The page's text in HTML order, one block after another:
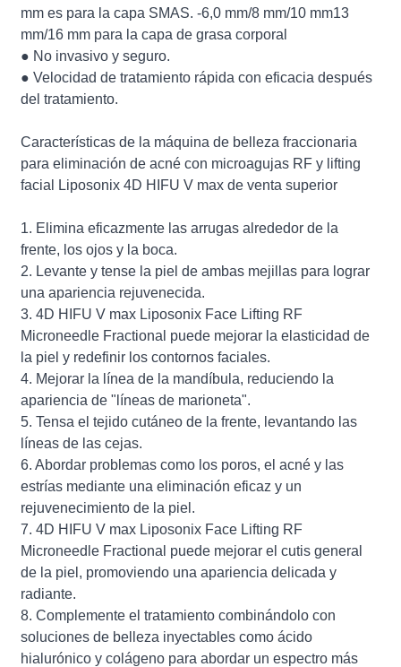
mm es para la capa SMAS. -6,0 mm/8 mm/10 mm13
mm/16 mm para la capa de grasa corporal
● No invasivo y seguro.
● Velocidad de tratamiento rápida con eficacia después
del tratamiento.
Características de la máquina de belleza fraccionaria
para eliminación de acné con microagujas RF y lifting
facial Liposonix 4D HIFU V max de venta superior
1. Elimina eficazmente las arrugas alrededor de la
frente, los ojos y la boca.
2. Levante y tense la piel de ambas mejillas para lograr
una apariencia rejuvenecida.
3. 4D HIFU V max Liposonix Face Lifting RF
Microneedle Fractional puede mejorar la elasticidad de
la piel y redefinir los contornos faciales.
4. Mejorar la línea de la mandíbula, reduciendo la
apariencia de "líneas de marioneta".
5. Tensa el tejido cutáneo de la frente, levantando las
líneas de las cejas.
6. Abordar problemas como los poros, el acné y las
estrías mediante una eliminación eficaz y un
rejuvenecimiento de la piel.
7. 4D HIFU V max Liposonix Face Lifting RF
Microneedle Fractional puede mejorar el cutis general
de la piel, promoviendo una apariencia delicada y
radiante.
8. Complemente el tratamiento combinándolo con
soluciones de belleza inyectables como ácido
hialurónico y colágeno para abordar un espectro más